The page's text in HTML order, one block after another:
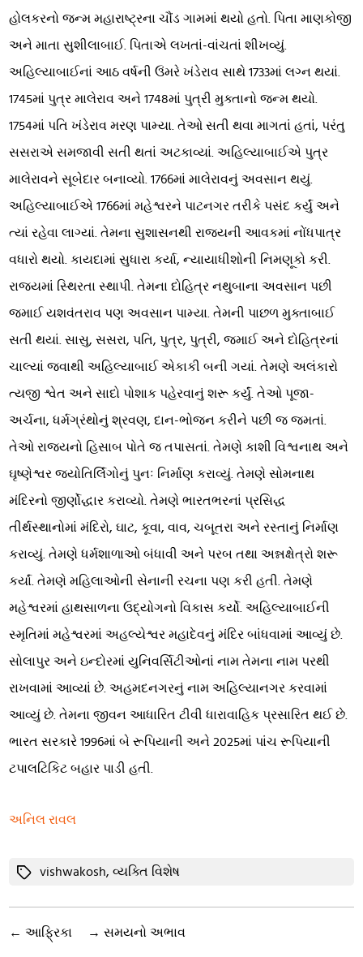
હોલકરનો જન્મ મહારાષ્ટ્રના ચૌંડ ગામમાં થયો હતો. પિતા માણકોજી
અને માતા સુશીલાબાઈ. પિતાએ લખતાં-વાંચતાં શીખવ્યું.
અહિલ્યાબાઈનાં આઠ વર્ષની ઉંમરે ખંડેરાવ સાથે 1733માં લગ્ન થયાં.
1745માં પુત્ર માલેરાવ અને 1748માં પુત્રી મુક્તાનો જન્મ થયો.
1754માં પતિ ખંડેરાવ મરણ પામ્યા. તેઓ સતી થવા માગતાં હતાં, પરંતુ
સસરાએ સમજાવી સતી થતાં અટકાવ્યાં. અહિલ્યાબાઈએ પુત્ર
માલેરાવને સૂબેદાર બનાવ્યો. 1766માં માલેરાવનું અવસાન થયું.
અહિલ્યાબાઈએ 1766માં મહેશ્વરને પાટનગર તરીકે પસંદ કર્યું અને
ત્યાં રહેવા લાગ્યાં. તેમના સુશાસનથી રાજ્યની આવકમાં નોંધપાત્ર
વધારો થયો. કાયદામાં સુધારા કર્યા, ન્યાયાધીશોની નિમણૂકો કરી.
રાજ્યમાં સ્થિરતા સ્થાપી. તેમના દોહિત્ર નથુબાના અવસાન પછી
જમાઈ યશવંતરાવ પણ અવસાન પામ્યા. તેમની પાછળ મુક્તાબાઈ
સતી થયાં. સાસુ, સસરા, પતિ, પુત્ર, પુત્રી, જમાઈ અને દોહિત્રનાં
ચાલ્યાં જવાથી અહિલ્યાબાઈ એકાકી બની ગયાં. તેમણે અલંકારો
ત્યજી શ્વેત અને સાદો પોશાક પહેરવાનું શરૂ કર્યું. તેઓ પૂજા-
અર્ચના, ધર્મગ્રંથોનું શ્રવણ, દાન-ભોજન કરીને પછી જ જમતાં.
તેઓ રાજ્યનો હિસાબ પોતે જ તપાસતાં. તેમણે કાશી વિશ્વનાથ અને
ઘૃષ્ણેશ્વર જ્યોતિર્લિંગોનું પુનઃ નિર્માણ કરાવ્યું. તેમણે સોમનાથ
મંદિરનો જીર્ણોદ્ધાર કરાવ્યો. તેમણે ભારતભરનાં પ્રસિદ્ધ
તીર્થસ્થાનોમાં મંદિરો, ઘાટ, કૂવા, વાવ, ચબૂતરા અને રસ્તાનું નિર્માણ
કરાવ્યું. તેમણે ધર્મશાળાઓ બંધાવી અને પરબ તથા અન્નક્ષેત્રો શરૂ
કર્યાં. તેમણે મહિલાઓની સેનાની રચના પણ કરી હતી. તેમણે
મહેશ્વરમાં હાથસાળના ઉદ્યોગનો વિકાસ કર્યો. અહિલ્યાબાઈની
સ્મૃતિમાં મહેશ્વરમાં અહલ્યેશ્વર મહાદેવનું મંદિર બાંધવામાં આવ્યું છે.
સોલાપુર અને ઇન્દોરમાં યુનિવર્સિટીઓનાં નામ તેમના નામ પરથી
રાખવામાં આવ્યાં છે. અહમદનગરનું નામ અહિલ્યાનગર કરવામાં
આવ્યું છે. તેમના જીવન આધારિત ટીવી ધારાવાહિક પ્રસારિત થઈ છે.
ભારત સરકારે 1996માં બે રૂપિયાની અને 2025માં પાંચ રૂપિયાની
ટપાલટિકિટ બહાર પાડી હતી.
અનિલ રાવલ
Tagsvishwakosh,વ્યક્તિ વિશેષ
← આફ્રિકા → સમયનો અભાવ